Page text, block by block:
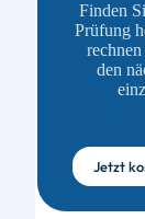
Finden
Prüfung
den
Jetzt